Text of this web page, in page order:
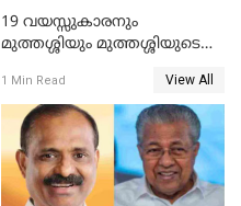
19 വയസ്സുകാരനും
മുത്തശ്ശിയും മുത്തശ്ശിയുടെ
മരിച്ചനിലയിൽ
1 Min Read View All